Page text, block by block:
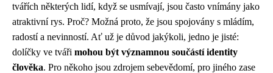
tvářích některých lidí, když se usmívají, jsou často vnímány jako
atraktivní rys. Proč? Možná proto, že jsou spojovány s mládím,
radostí a nevinností. Ať už je důvod jakýkoli, jedno je jisté:
dolíčky ve tváři mohou být významnou součástí identity
člověka. Pro někoho jsou zdrojem sebevědomí, pro jiného zase